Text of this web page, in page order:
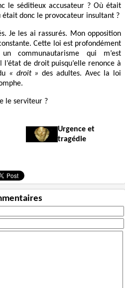
le séditieux accusateur ? Où était
était donc le provocateur insultant ?
Je les ai rassurés. Mon opposition
Cette loi est profondément
communautarisme qui m’est
de droit puisqu’elle renonce à
« droit » des adultes. Avec la loi
le serviteur ?
Urgence et
tragédie